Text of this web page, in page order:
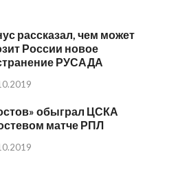
рассказал, чем может
России новое
РУСАДА
обыграл ЦСКА
матче РПЛ